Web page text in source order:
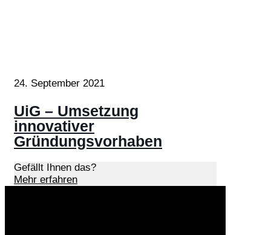
24. September 2021
UiG – Umsetzung
innovativer
Gründungsvorhaben
Gefällt Ihnen das?
Mehr erfahren